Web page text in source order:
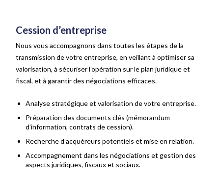
Cession d’entreprise
Nous vous accompagnons dans toutes les étapes de la
transmission de votre entreprise, en veillant à optimiser sa
valorisation, à sécuriser l’opération sur le plan juridique et
fiscal, et à garantir des négociations efficaces.
Analyse stratégique et valorisation de votre entreprise.
Préparation des documents clés (mémorandum
d’information, contrats de cession).
Recherche d’acquéreurs potentiels et mise en relation.
Accompagnement dans les négociations et gestion des
aspects juridiques, fiscaux et sociaux.